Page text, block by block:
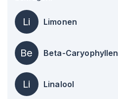
Li Limonen
Be Beta-Caryophyllen
Li Linalool